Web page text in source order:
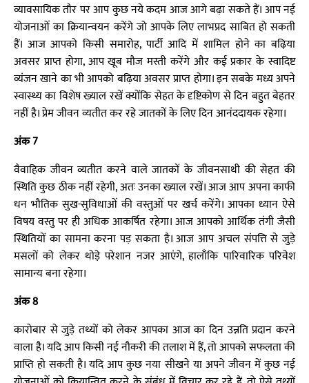
व्यावसायिक तौर पर आप कुछ नये कदम आज आगे बढ़ा सकते हैं। आप नई
योजनाओं का क्रियान्वयन करेंगे जो आपके लिए लाभप्रद साबित हो सकती
हैं। आज आपको किसी समारोह, पार्टी आदि में शामिल होने का बढ़िया
अवसर प्राप्त होगा, आप खूब मौज मस्ती करेंगे और कई प्रकार के स्वादिष्ट
व्यंजन खाने का भी आपको बढ़िया अवसर प्राप्त होगा। इन सबके मध्य अपने
स्वास्थ्य का विशेष ख्याल रखें क्योंकि सेहत के दृष्टिकोण से दिन बहुत बेहतर
नहीं है। प्रेम जीवन व्यतीत कर रहे जातकों के लिए दिन आनंददायक रहेगा।
अंक 7
वैवाहिक जीवन व्यतीत करने वाले जातकों के जीवनसाथी की सेहत की
स्थिति कुछ ठीक नहीं रहेगी, अतः उनका ख्याल रखें। आज आप अपना काफी
धन भौतिक सुख-सुविधाओं की वस्तुओं पर खर्च करेंगे। आपका ध्यान ऐसे
विषय वस्तु पर ही अधिक आकर्षित रहेगा। आज आपको आर्थिक तंगी जैसी
स्थितियों का सामना करना पड़ सकता है। आज आप अचल संपत्ति से जुड़े
मसलों को लेकर थोड़े परेशान नजर आएंगे, हालाँकि पारिवारिक परिवेश
सामान्य बना रहेगा।
अंक 8
कारोबार से जुड़े तथ्यों को लेकर आपका आज का दिन उन्नति प्रदान करने
वाला है। यदि आप किसी नई नौकरी की तलाश में हैं, तो आपको सफलता की
प्राप्ति हो सकती है। यदि आप कुछ नया सीखने या अपने जीवन में कुछ नई